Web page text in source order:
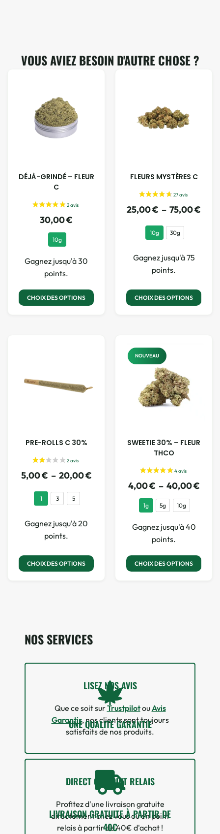
VOUS AVIEZ BESOIN D'AUTRE CHOSE ?
DÉJÀ-GRINDÉ – FLEUR
C
30,00€
10g
Gagnez jusqu'à 30
points.
CHOIX DES OPTIONS
FLEURS MYSTÈRES C
25,00€ – 75,00€
10g 30g
Gagnez jusqu'à 75
points.
CHOIX DES OPTIONS
PRE-ROLLS C 30%
5,00€ – 20,00€
1 3 5
Gagnez jusqu'à 20
points.
CHOIX DES OPTIONS
NOUVEAU
SWEETIE 30% – FLEUR
THCO
4,00€ – 40,00€
1g 5g 10g
Gagnez jusqu'à 40
points.
CHOIX DES OPTIONS
NOS SERVICES
UNE QUALITÉ GARANTIE
LISEZ NOS AVIS
Que ce soit surTrustpilotouAvis
Garantis, nos clients sont toujours
satisfaits de nos produits.
LIVRAISON GRATUITE À PARTIR DE
40€
DIRECT OU POINT RELAIS
Profitez d'une livraison gratuite
directement chez vous ou en point
relais à partir de 40€ d'achat !